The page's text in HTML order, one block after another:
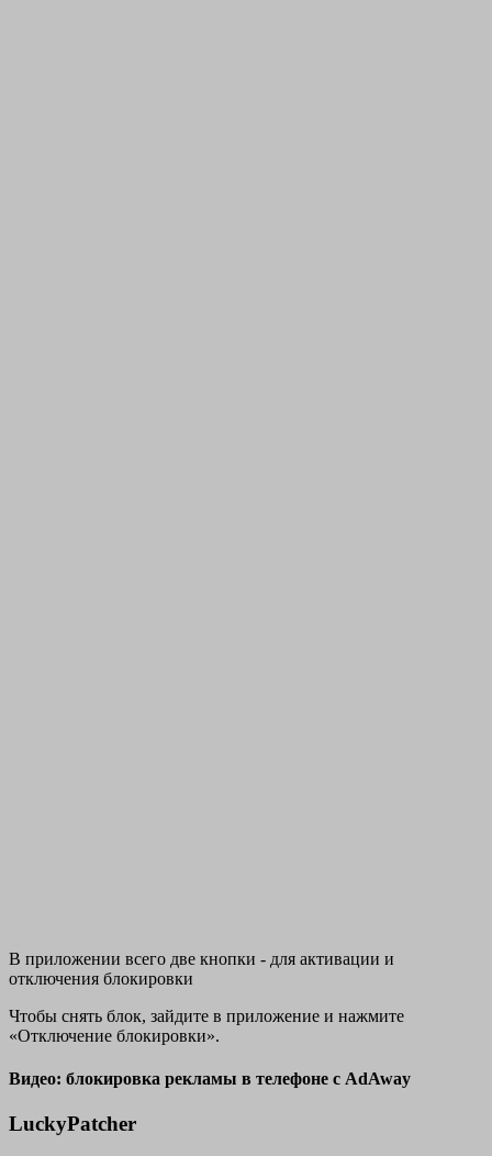
В приложении всего две кнопки - для активации и
отключения блокировки
Чтобы снять блок, зайдите в приложение и нажмите
«Отключение блокировки».
Видео: блокировка рекламы в телефоне с AdAway
LuckyPatcher